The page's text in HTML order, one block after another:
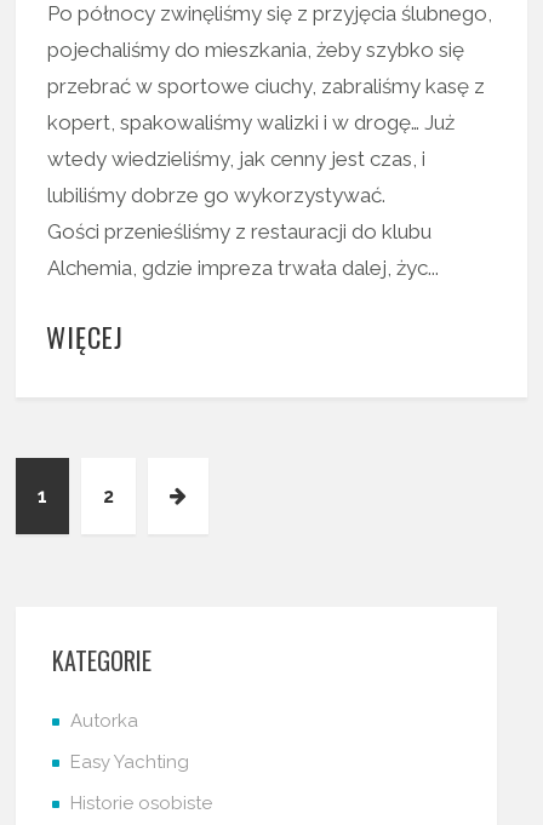
Po północy zwinęliśmy się z przyjęcia ślubnego,
pojechaliśmy do mieszkania, żeby szybko się
przebrać w sportowe ciuchy, zabraliśmy kasę z
kopert, spakowaliśmy walizki i w drogę… Już
wtedy wiedzieliśmy, jak cenny jest czas, i
lubiliśmy dobrze go wykorzystywać.
Gości przenieśliśmy z restauracji do klubu
Alchemia, gdzie impreza trwała dalej, życ...
WIĘCEJ
1 2
KATEGORIE
Autorka
Easy Yachting
Historie osobiste